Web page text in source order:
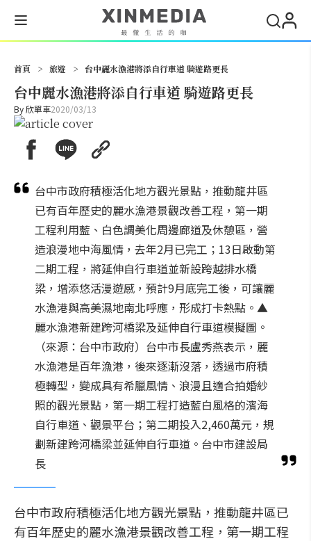
首頁 > 旅遊 > 台中麗水漁港將添自行車道 騎遊路更長
台中麗水漁港將添自行車道 騎遊路更長
By欣單車2020/03/13
台中市政府積極活化地方觀光景點，推動龍井區
已有百年歷史的麗水漁港景觀改善工程，第一期
工程利用藍、白色調美化周邊廊道及休憩區，營
造浪漫地中海風情，去年2月已完工；13日啟動第
二期工程，將延伸自行車道並新設跨越排水橋
梁，增添悠活漫遊感，預計9月底完工後，可讓麗
水漁港與高美濕地南北呼應，形成打卡熱點。▲
麗水漁港新建跨河橋梁及延伸自行車道模擬圖。
（來源：台中市政府）台中市長盧秀燕表示，麗
水漁港是百年漁港，後來逐漸沒落，透過市府積
極轉型，變成具有希臘風情、浪漫且適合拍婚紗
照的觀光景點，第一期工程打造藍白風格的濱海
自行車道、觀景平台；第二期投入2,460萬元，規
劃新建跨河橋梁並延伸自行車道。台中市建設局
長
台中市政府積極活化地方觀光景點，推動龍井區已
有百年歷史的麗水漁港景觀改善工程，第一期工程